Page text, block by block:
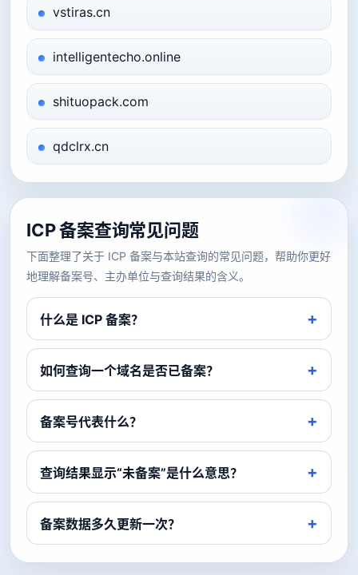
vstiras.cn
intelligentecho.online
shituopack.com
qdclrx.cn
ICP 备案查询常见问题
下面整理了关于 ICP 备案与本站查询的常见问题，帮助你更好
地理解备案号、主办单位与查询结果的含义。
什么是 ICP 备案？
如何查询一个域名是否已备案？
备案号代表什么？
查询结果显示“未备案”是什么意思？
备案数据多久更新一次？